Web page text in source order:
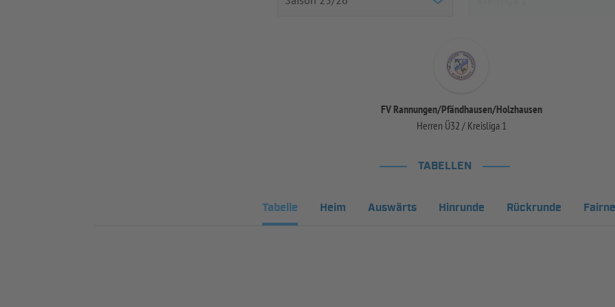
FV Rannungen/Pfändhausen/Holzhausen
Herren Ü32 / Kreisliga 1
TABELLEN
Tabelle Heim Auswärts Hinrunde Rückrunde